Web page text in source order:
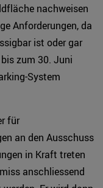
nachweisen
Anforderungen, da
ist oder gar
zum 30. Juni
System
für
an den Ausschuss
in Kraft treten
anschliessend